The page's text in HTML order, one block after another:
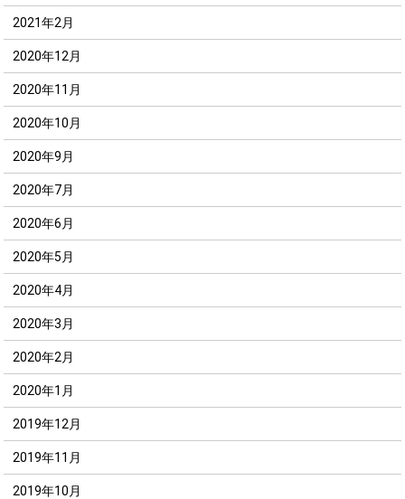
2021年2月
2020年12月
2020年11月
2020年10月
2020年9月
2020年7月
2020年6月
2020年5月
2020年4月
2020年3月
2020年2月
2020年1月
2019年12月
2019年11月
2019年10月